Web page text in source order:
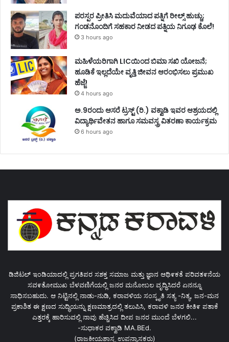
ಪರಸ್ಪರ ಪ್ರೀತಿಸಿ ಮದುವೆಯಾದ ಪತ್ನಿಗೆ ರೀಲ್ಸ್ ಹುಚ್ಚು;
ಗಂಡನೊಂದಿಗೆ ಸಹಕಾರ ನೀಡದ ಪತ್ನಿಯ ನಿಗೂಢ ಕೊಲೆ!
3 hours ago
ಮಹಿಳೆಯರಿಗಾಗಿ LICಯಿಂದ ಬಿಮಾ ಸಖಿ ಯೋಜನೆ;
ಹೂಡಿಕೆ ಇಲ್ಲದೆಯೇ ವೃತ್ತಿ ಜೀವನ ಆರಂಭಿಸಲು ಪ್ರಮುಖ
ಹೆಜ್ಜೆ!
4 hours ago
ಅ.9ರಂದು ಆಸರೆ ಟ್ರಸ್ಟ್ (ರಿ.) ವಕ್ವಾಡಿ ಇವರ ಆಶ್ರಯದಲ್ಲಿ
ವಿದ್ಯಾರ್ಥಿವೇತನ ಹಾಗೂ ಸಮವಸ್ತ್ರ ವಿತರಣಾ ಕಾರ್ಯಕ್ರಮ
6 hours ago
ಡಿಜಿಟಲ್ ಇಂಡಿಯಾದಲ್ಲಿ ಪ್ರಗತಿಪರ ಸಶಕ್ತ ಸಮಾಜ ಮತ್ತು ಜ್ಞಾನ ಆಥಿ೯ಕತೆ ಪರಿವತ೯ನೆಯ
ಸವ೯ತೋಮುಖ ಬೆಳವಣಿಗೆಯಲ್ಲಿ ಜನರ ಮನೋಬಲ ವೃದ್ಧಿಸಿದರೆ ಏನನ್ನೂ
ಸಾಧಿಸಬಹುದು. ಆ ನಿಟ್ಟಿನಲ್ಲಿ ನಾಡು-ನುಡಿ, ಕರಾವಳಿಯ ಸಂಸ್ಕೃತಿ ಸತ್ಯ -ನಿತ್ಯ, ಜನ-ಮನ
ಪ್ರಕಾಶಿತ ಈ ಕ್ಷಣದ ಸುದ್ಧಿಯನ್ನು ಕ್ಷಣಮಾತ್ರದಲ್ಲಿ ತಲುಪಿಸಿ, ಕರಾವಳಿ ಜನರ ಕೀತಿ೯ ಪತಾಕೆ
ಎತ್ತರಕ್ಕೆ ಹಾರಿಸುವಲ್ಲಿ ನಾವು ಹೆಚ್ಚಿಸಿದ ದೀಪ ಜನರ ಮುಂದೆ ಬೆಳಗಲಿ...
-ಸುಧಾಕರ ವಕ್ವಾಡಿ MA.BEd.
(ರಾಜಕೀಯಶಾಸ್ತ್ರ ಉಪನ್ಯಾಸಕರು)